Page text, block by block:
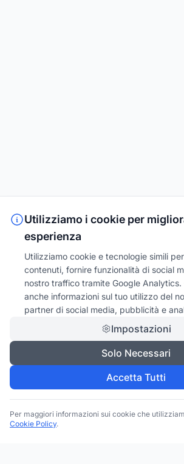
Utilizziamo i cookie per
esperienza
Utilizziamo cookie e tecnologie simili
contenuti, fornire funzionalità di social
nostro traffico tramite Google
anche informazioni sul tuo utilizzo del
partner di social media, pubblicità e
Impostazioni
Solo Necessari
Accetta Tutti
Per maggiori informazioni sui cookie che
Cookie Policy.